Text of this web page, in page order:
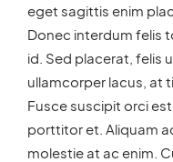
eget sagittis enim
Donec interdum felis
id. Sed placerat, felis
ullamcorper lacus, at
Fusce suscipit orci
porttitor et. Aliquam
molestie at ac enim.